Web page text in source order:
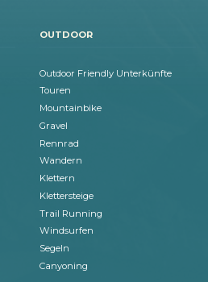
OUTDOOR
Outdoor Friendly Unterkünfte
Touren
Mountainbike
Gravel
Rennrad
Wandern
Klettern
Klettersteige
Trail Running
Windsurfen
Segeln
Canyoning